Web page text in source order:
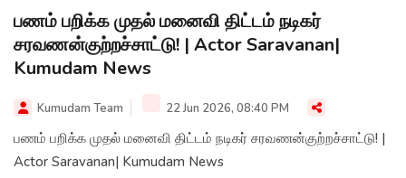
பணம் பறிக்க முதல் மனைவி திட்டம் நடிகர்
சரவணன்குற்றச்சாட்டு! | Actor Saravanan|
Kumudam News
Kumudam Team 22 Jun 2026, 08:40 PM
பணம் பறிக்க முதல் மனைவி திட்டம் நடிகர் சரவணன்குற்றச்சாட்டு! |
Actor Saravanan| Kumudam News